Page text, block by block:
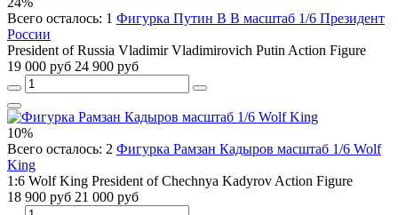
Всего осталось: 1 Фигурка Путин В В масштаб 1/6 Президент
России
President of Russia Vladimir Vladimirovich Putin Action Figure
19 000 руб 24 900 руб
10%
Всего осталось: 2 Фигурка Рамзан Кадыров масштаб 1/6 Wolf
King
1:6 Wolf King President of Chechnya Kadyrov Action Figure
18 900 руб 21 000 руб